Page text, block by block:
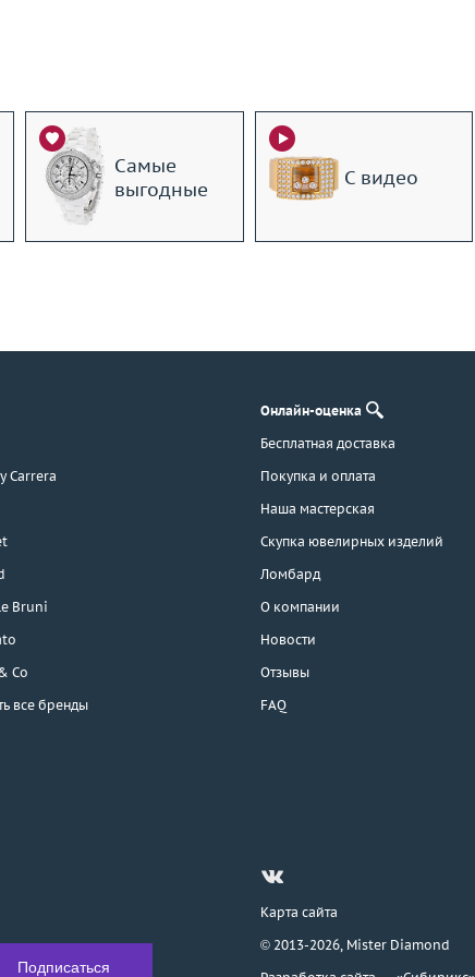
Самые
выгодные
С видео
Carrera
Bruni
Co
все бренды
Онлайн-оценка
Бесплатная доставка
Покупка и оплата
Наша мастерская
Скупка ювелирных изделий
Ломбард
О компании
Новости
Отзывы
FAQ
Карта сайта
© 2013-2026, Mister Diamond